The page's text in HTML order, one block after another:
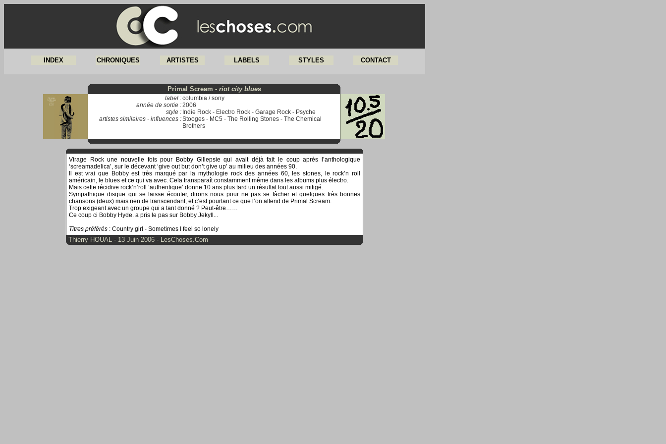
INDEX CHRONIQUES ARTISTES LABELS STYLES CONTACT
Primal Scream - riot city blues
label :
année de sortie :
style :
artistes similaires - influences :
columbia / sony
2006
Indie Rock - Electro Rock - Garage Rock - Psyche
Stooges - MC5 - The Rolling Stones - The Chemical
Brothers
Virage Rock une nouvelle fois pour Bobby Gillepsie qui avait déjà fait le coup après l’anthologique
‘screamadelica’, sur le décevant ‘give out but don’t give up’ au milieu des années 90.
Il est vrai que Bobby est très marqué par la mythologie rock des années 60, les stones, le rock’n roll
américain, le blues et ce qui va avec. Cela transparaît constamment même dans les albums plus électro.
Mais cette récidive rock’n’roll ‘authentique’ donne 10 ans plus tard un résultat tout aussi mitigé.
Sympathique disque qui se laisse écouter, dirons nous pour ne pas se fâcher et quelques très bonnes
chansons (deux) mais rien de transcendant, et c’est pourtant ce que l’on attend de Primal Scream.
Trop exigeant avec un groupe qui a tant donné ? Peut-être……
Ce coup ci Bobby Hyde. a pris le pas sur Bobby Jekyll...
Titres préférés : Country girl - Sometimes I feel so lonely
Thierry HOUAL - 13 Juin 2006 - LesChoses.Com